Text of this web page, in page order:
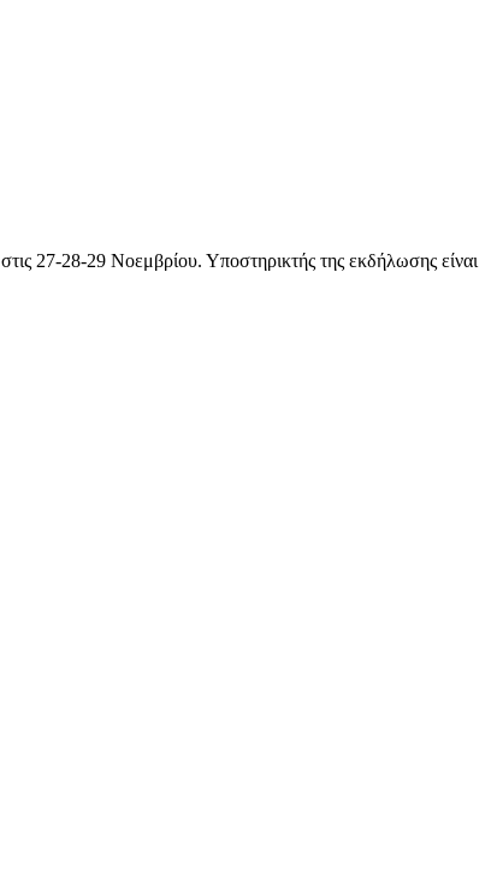
27-28-29 Νοεμβρίου. Υποστηρικτής της εκδήλωσης είναι